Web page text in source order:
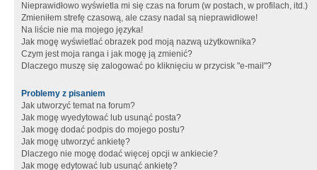
Nieprawidłowo wyświetla mi się czas na forum (w postach, w profilach, itd.)
Zmieniłem strefę czasową, ale czasy nadal są nieprawidłowe!
Na liście nie ma mojego języka!
Jak mogę wyświetlać obrazek pod moją nazwą użytkownika?
Czym jest moja ranga i jak mogę ją zmienić?
Dlaczego muszę się zalogować po kliknięciu w przycisk "e-mail"?
Problemy z pisaniem
Jak utworzyć temat na forum?
Jak mogę wyedytować lub usunąć posta?
Jak mogę dodać podpis do mojego postu?
Jak mogę utworzyć ankietę?
Dlaczego nie mogę dodać więcej opcji w ankiecie?
Jak mogę edytować lub usunąć ankietę?